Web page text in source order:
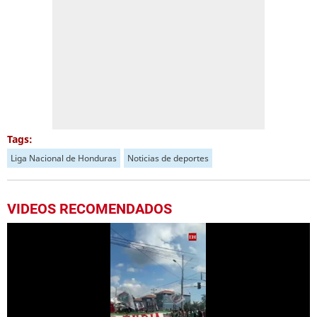
Tags:
Liga Nacional de Honduras Noticias de deportes
VIDEOS RECOMENDADOS